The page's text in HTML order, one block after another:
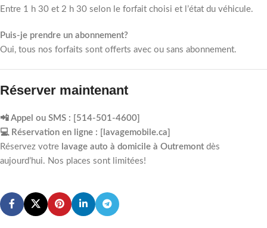
Entre 1 h 30 et 2 h 30 selon le forfait choisi et l’état du véhicule.
Puis-je prendre un abonnement?
Oui, tous nos forfaits sont offerts avec ou sans abonnement.
Réserver maintenant
📲 Appel ou SMS : [514-501-4600]
💻 Réservation en ligne : [lavagemobile.ca]
Réservez votre lavage auto à domicile à Outremontdès
aujourd’hui. Nos places sont limitées!